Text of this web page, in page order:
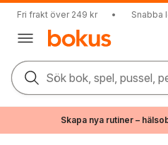
Fri frakt över 249 kr • Snabba
Sök bok, spel, pussel,
Skapa nya rutiner –